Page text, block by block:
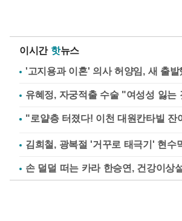
이시간 핫뉴스
'고지용과 이혼' 의사 허양임, 새 출발
유혜정, 자궁적출 수술 "여성성 잃
김희철, 광복절 '거꾸로 태극기' 현수
손 덜덜 떠는 카라 한승연, 건강이상